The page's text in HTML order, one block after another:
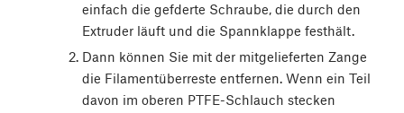
einfach die gefderte Schraube, die durch den
Extruder läuft und die Spannklappe festhält.
Dann können Sie mit der mitgelieferten Zange
die Filamentüberreste entfernen. Wenn ein Teil
davon im oberen PTFE-Schlauch stecken